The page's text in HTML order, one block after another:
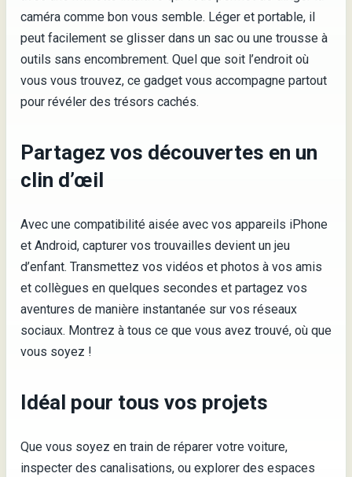
caméra comme bon vous semble. Léger et portable, il
peut facilement se glisser dans un sac ou une trousse à
outils sans encombrement. Quel que soit l’endroit où
vous vous trouvez, ce gadget vous accompagne partout
pour révéler des trésors cachés.
Partagez vos découvertes en un
clin d’œil
Avec une compatibilité aisée avec vos appareils iPhone
et Android, capturer vos trouvailles devient un jeu
d’enfant. Transmettez vos vidéos et photos à vos amis
et collègues en quelques secondes et partagez vos
aventures de manière instantanée sur vos réseaux
sociaux. Montrez à tous ce que vous avez trouvé, où que
vous soyez !
Idéal pour tous vos projets
Que vous soyez en train de réparer votre voiture,
inspecter des canalisations, ou explorer des espaces